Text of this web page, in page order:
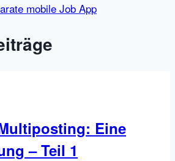
mobile Job App
Eine
– Teil 1